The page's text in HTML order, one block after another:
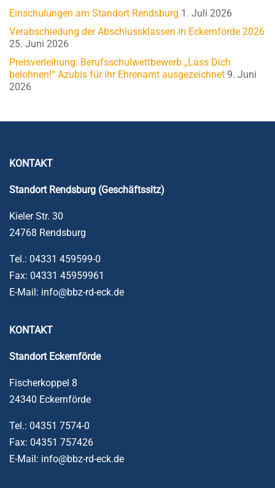
Einschulungen am Standort Rendsburg 1. Juli 2026
Verabschiedung der Abschlussklassen in Eckernförde 2026
25. Juni 2026
Preisverleihung: Berufsschulwettbewerb „Lass Dich
belohnen!“ Azubis für ihr Ehrenamt ausgezeichnet 9. Juni
2026
KONTAKT
Standort Rendsburg (Geschäftssitz)
Kieler Str. 30
24768 Rendsburg
Tel.: 04331 459599-0
Fax: 04331 45959961
E-Mail: info@bbz-rd-eck.de
KONTAKT
StandortEckernförde
Fischerkoppel 8
24340 Eckernförde
Tel.: 04351 7574-0
Fax: 04351 757426
E-Mail: info@bbz-rd-eck.de